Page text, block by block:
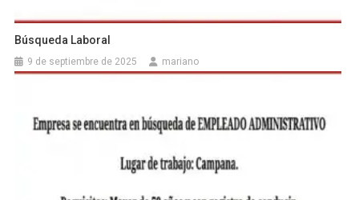
Búsqueda Laboral
9 de septiembre de 2025 mariano